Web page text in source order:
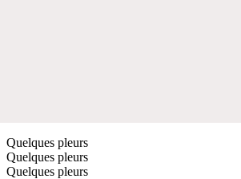
Quelques pleurs
Quelques pleurs
Quelques pleurs